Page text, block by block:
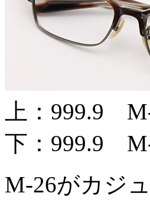
上：999.9
下：999.9
M-26がカジ